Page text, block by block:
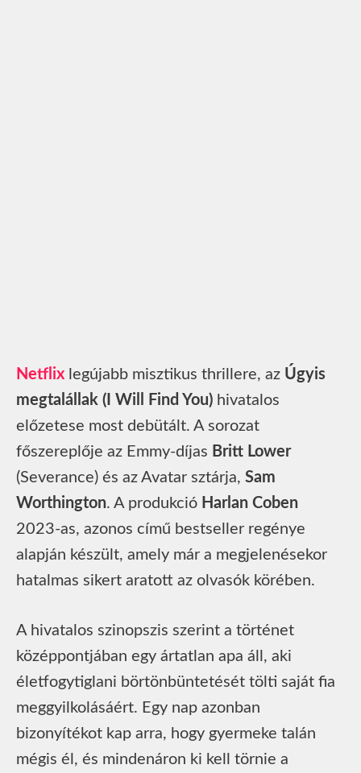
Netflix legújabb misztikus thrillere, az Úgyis
megtalállak (I Will Find You) hivatalos
előzetese most debütált. A sorozat
főszereplője az Emmy-díjas Britt Lower
(Severance) és az Avatar sztárja, Sam
Worthington. A produkció Harlan Coben
2023-as, azonos című bestseller regénye
alapján készült, amely már a megjelenésekor
hatalmas sikert aratott az olvasók körében.
A hivatalos szinopszis szerint a történet
középpontjában egy ártatlan apa áll, aki
életfogytiglani börtönbüntetését tölti saját fia
meggyilkolásáért. Egy nap azonban
bizonyítékot kap arra, hogy gyermeke talán
mégis él, és mindenáron ki kell törnie a